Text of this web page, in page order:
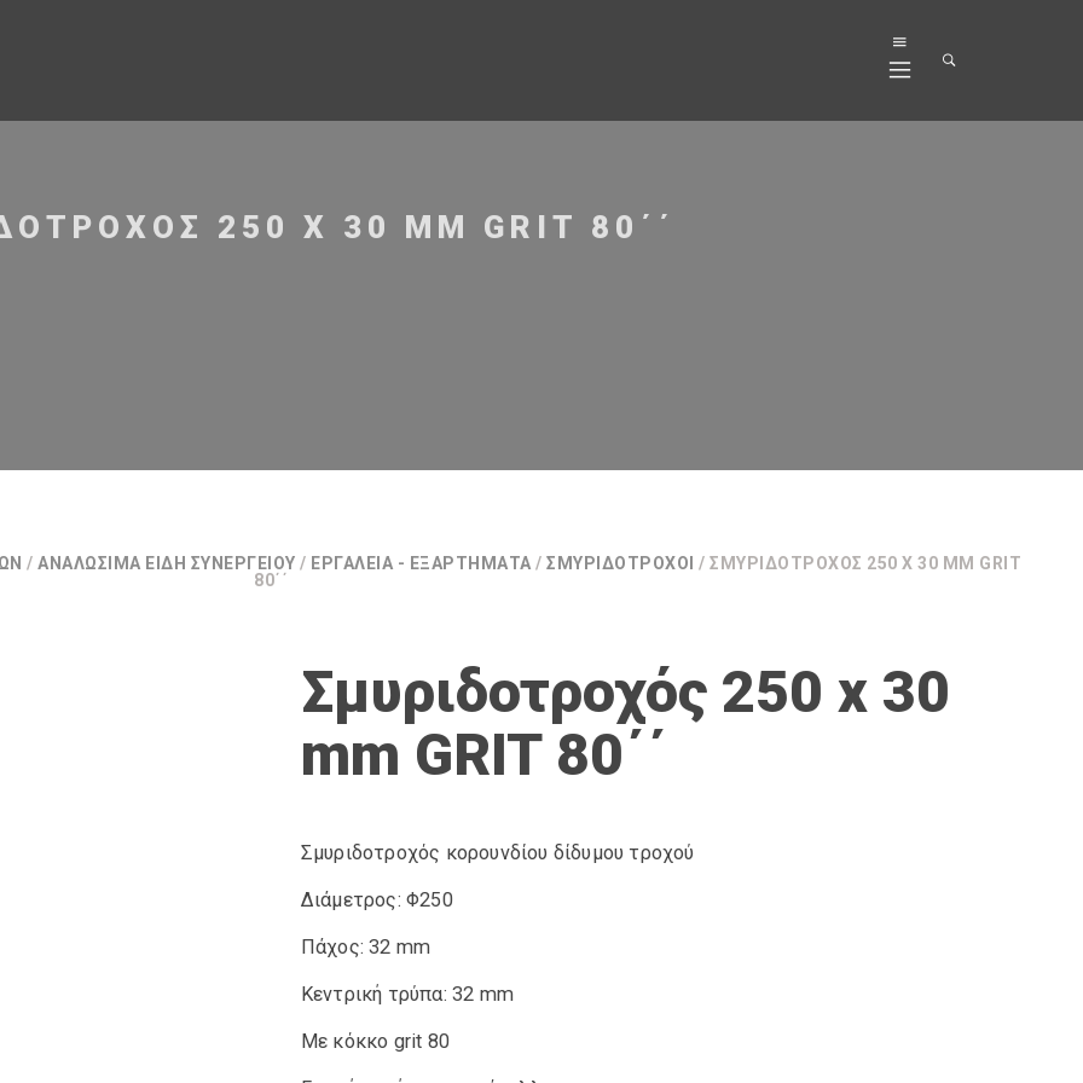
250 X 30 MM GRIT 80΄΄
/ ΑΝΑΛΏΣΙΜΑ ΕΊΔΗ ΣΥΝΕΡΓΕΊΟΥ / ΕΡΓΑΛΕΊΑ - ΕΞΑΡΤΉΜΑΤΑ / ΣΜΥΡΙΔΟΤΡΟΧΟΊ / ΣΜΥΡΙΔΟΤΡΟΧΌΣ 250 X 30 MM GRIT
80΄΄
Σμυριδοτροχός 250 x 30
mm GRIT 80΄΄
Σμυριδοτροχός κορουνδίου δίδυμου τροχού
Διάμετρος: Φ250
Πάχος: 32 mm
Κεντρική τρύπα: 32 mm
Με κόκκο grit 80